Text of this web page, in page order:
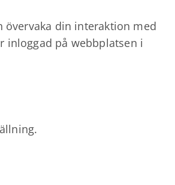
din interaktion med
inloggad på webbplatsen i